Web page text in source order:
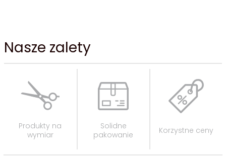
Nasze zalety
Produkty na
wymiar
Solidne
pakowanie
Korzystne ceny